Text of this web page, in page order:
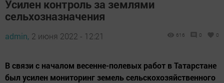
Усилен контроль за землями
сельхозназначения
admin, 2 июня 2022 - 12:21 616 0 0
В связи с началом весенне-полевых работ в Татарстане
был усилен мониторинг земель сельскохозяйственного